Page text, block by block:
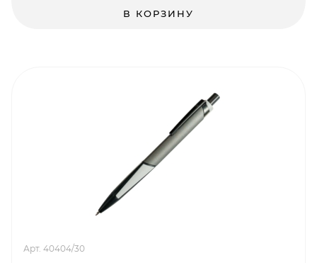
В КОРЗИНУ
Арт. 40404/30